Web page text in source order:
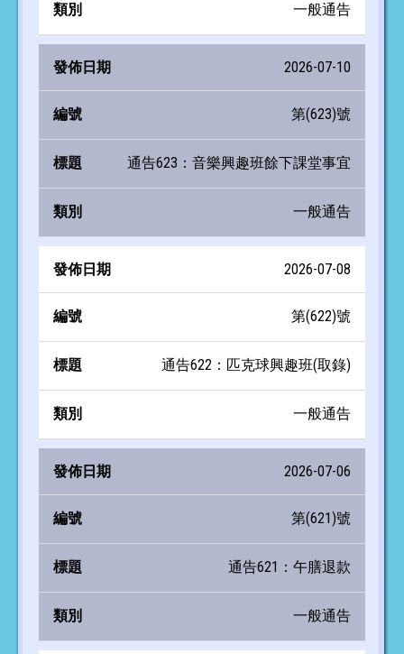
一般通告
2026-07-10
第(623)號
通告623：音樂興趣班餘下課堂事宜
一般通告
2026-07-08
第(622)號
通告622：匹克球興趣班(取錄)
一般通告
2026-07-06
第(621)號
通告621：午膳退款
一般通告